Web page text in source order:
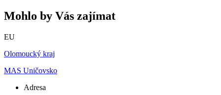
Mohlo by Vás zajímat
EU
Olomoucký kraj
MAS Uničovsko
Adresa